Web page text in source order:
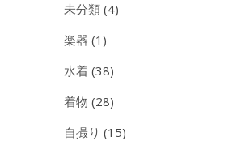
未分類 (4)
楽器 (1)
水着 (38)
着物 (28)
自撮り (15)